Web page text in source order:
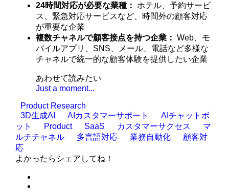
24時間対応が必要な業種：
ホテル、予約サービ
ス、緊急対応サービスなど、時間外の顧客対応
が重要な企業
複数チャネルで顧客接点を持つ企業： Web、モ
バイルアプリ、SNS、メール、電話など多様な
チャネルで統一的な顧客体験を提供したい企業
あわせて読みたい
Just a moment...
Product Research
3D生成AI
AIカスタマーサポート
AIチャットボ
ット
Product SaaS カスタマーサクセス
マ
ルチチャネル
多言語対応 業務自動化
顧客対
応
よかったらシェアしてね！